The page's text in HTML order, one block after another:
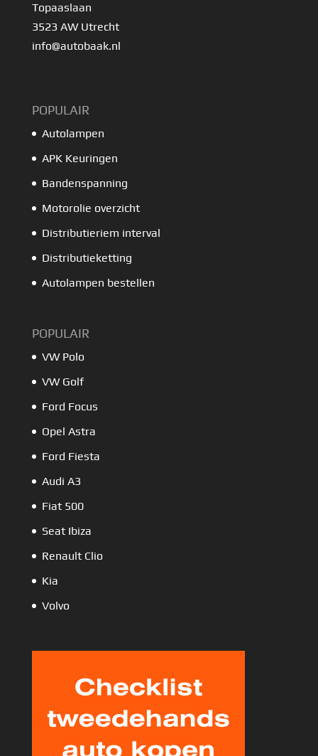
Topaaslaan
3523 AW Utrecht
info@autobaak.nl
POPULAIR
Autolampen
APK Keuringen
Bandenspanning
Motorolie overzicht
Distributieriem interval
Distributieketting
Autolampen bestellen
POPULAIR
VW Polo
VW Golf
Ford Focus
Opel Astra
Ford Fiesta
Audi A3
Fiat 500
Seat Ibiza
Renault Clio
Kia
Volvo